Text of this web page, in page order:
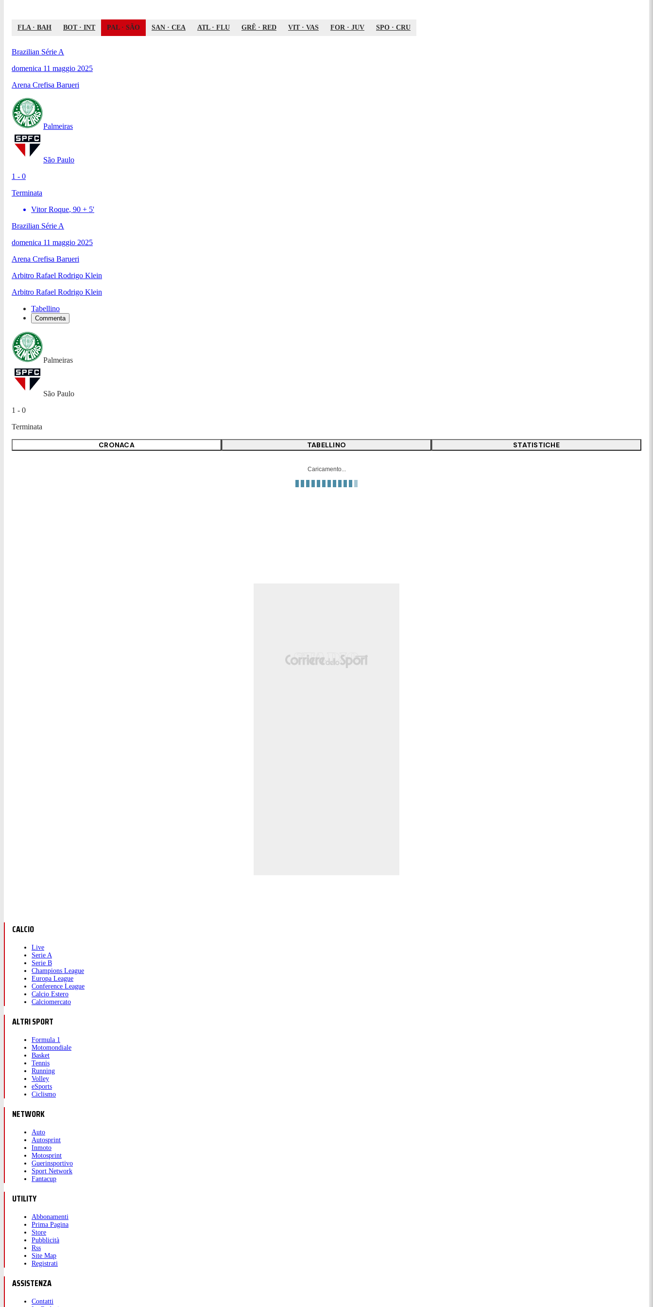
FLA · BAH BOT· INT PAL· SÃO SAN · CEA ATL· FLU GRÊ · RED VIT· VAS FOR · JUV SPO · CRU
Brazilian Série A
domenica 11 maggio 2025
Arena Crefisa Barueri
Palmeiras
São Paulo
1 - 0
Terminata
Vitor Roque, 90 + 5'
Brazilian Série A
domenica 11 maggio 2025
Arena Crefisa Barueri
Arbitro Rafael Rodrigo Klein
Arbitro Rafael Rodrigo Klein
Tabellino
Commenta
Palmeiras
São Paulo
1 - 0
Terminata
CRONACA TABELLINO STATISTICHE
Caricamento...
CALCIO
Live
Serie A
Serie B
Champions League
Europa League
Conference League
Calcio Estero
Calciomercato
ALTRI SPORT
Formula 1
Motomondiale
Basket
Tennis
Running
Volley
eSports
Ciclismo
NETWORK
Auto
Autosprint
Inmoto
Motosprint
Guerinsportivo
Sport Network
Fantacup
UTILITY
Abbonamenti
Prima Pagina
Store
Pubblicità
Rss
Site Map
Registrati
ASSISTENZA
Contatti